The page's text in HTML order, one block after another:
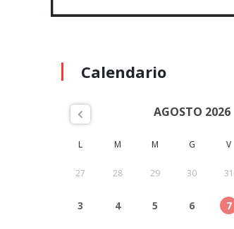
Calendario
AGOSTO 2026
L M M G V
27 28 29 30 31
3 4 5 6 7